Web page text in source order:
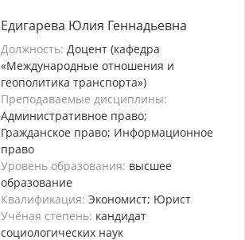
Едигарева Юлия Геннадьевна
Должность: Доцент (кафедра
«Международные отношения и
геополитика транспорта»)
Преподаваемые дисциплины:
Административное право;
Гражданское право; Информационное
право
Уровень образования: высшее
образование
Квалификация: Экономист; Юрист
Учёная степень: кандидат
социологических наук